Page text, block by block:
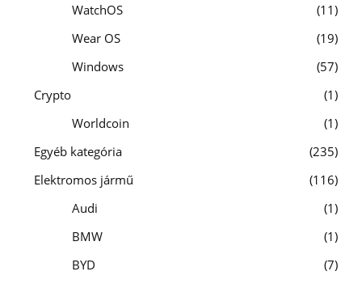
WatchOS
11
Wear OS
19
Windows
57
Crypto
1
Worldcoin
1
Egyéb kategória
235
Elektromos jármű
116
Audi
1
BMW
1
BYD
7